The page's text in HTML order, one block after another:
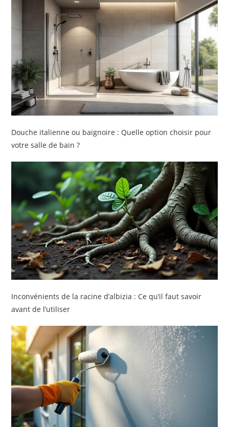
Douche italienne ou baignoire : Quelle option choisir pour
votre salle de bain ?
Inconvénients de la racine d’albizia : Ce qu’il faut savoir
avant de l’utiliser